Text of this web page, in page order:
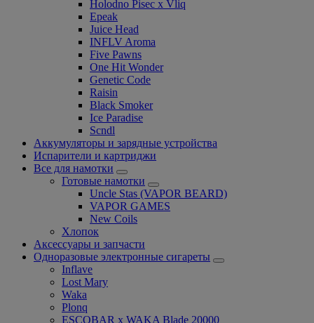
Holodno Pisec x Vliq
Epeak
Juice Head
INFLV Aroma
Five Pawns
One Hit Wonder
Genetic Code
Raisin
Black Smoker
Ice Paradise
Scndl
Аккумуляторы и зарядные устройства
Испарители и картриджи
Все для намотки
Готовые намотки
Uncle Stas (VAPOR BEARD)
VAPOR GAMES
New Coils
Хлопок
Аксессуары и запчасти
Одноразовые электронные сигареты
Inflave
Lost Mary
Waka
Plonq
ESCOBAR x WAKA Blade 20000